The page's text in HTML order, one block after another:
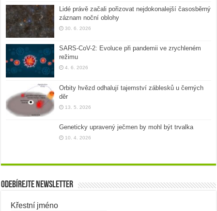
Lidé právě začali pořizovat nejdokonalejší časosběrný
záznam noční oblohy
30. 6. 2026
SARS-CoV-2: Evoluce při pandemii ve zrychleném
režimu
4. 6. 2026
Orbity hvězd odhalují tajemství záblesků u černých
děr
13. 5. 2026
Geneticky upravený ječmen by mohl být trvalka
10. 4. 2026
Odebírejte newsletter
Křestní jméno